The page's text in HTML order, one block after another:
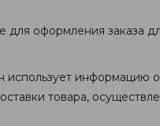
для оформления заказа
использует информацию о
товара,